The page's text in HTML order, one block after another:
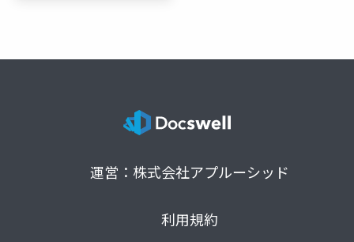
運営：株式会社アプルーシッド
利用規約